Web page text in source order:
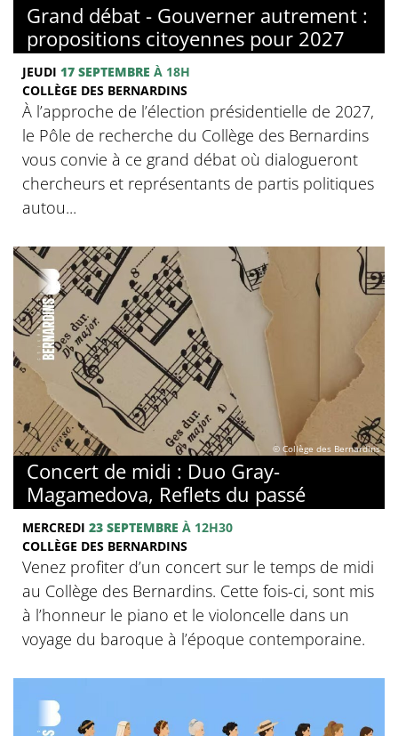
Grand débat - Gouverner autrement :
propositions citoyennes pour 2027
JEUDI 17 SEPTEMBRE À 18H
COLLÈGE DES BERNARDINS
À l’approche de l’élection présidentielle de 2027,
le Pôle de recherche du Collège des Bernardins
vous convie à ce grand débat où dialogueront
chercheurs et représentants de partis politiques
autou...
© Collège des Bernardins
Concert de midi : Duo Gray-
Magamedova, Reflets du passé
MERCREDI 23 SEPTEMBRE À 12H30
COLLÈGE DES BERNARDINS
Venez profiter d’un concert sur le temps de midi
au Collège des Bernardins. Cette fois-ci, sont mis
à l’honneur le piano et le violoncelle dans un
voyage du baroque à l’époque contemporaine.